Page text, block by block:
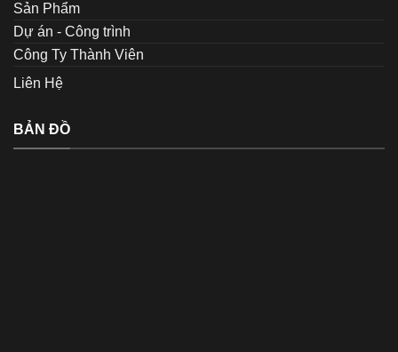
Sản Phẩm
Dự án - Công trình
Công Ty Thành Viên
Liên Hệ
BẢN ĐỒ